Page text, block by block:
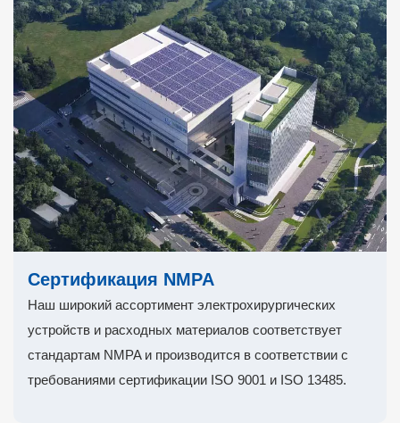
Сертификация NMPA
Наш широкий ассортимент электрохирургических
устройств и расходных материалов соответствует
стандартам NMPA и производится в соответствии с
требованиями сертификации ISO 9001 и ISO 13485.